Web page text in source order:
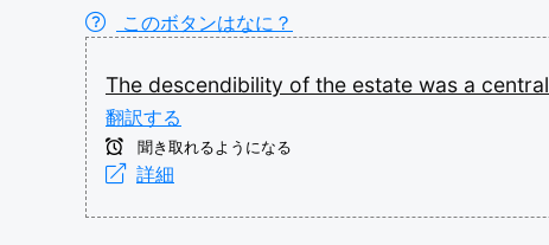
このボタンはなに？
The descendibility of the estate was a central
翻訳する
聞き取れるようになる
詳細